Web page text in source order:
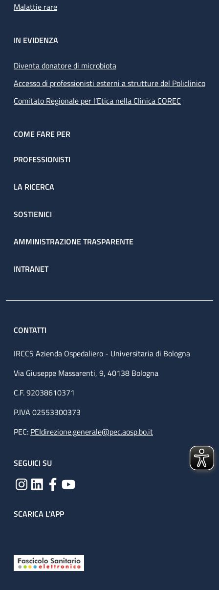
Malattie rare
IN EVIDENZA
Diventa donatore di microbiota
Accesso di professionisti esterni a strutture del Policlinico
Comitato Regionale per l’Etica nella Clinica COREC
COME FARE PER
PROFESSIONISTI
LA RICERCA
SOSTIENICI
AMMINISTRAZIONE TRASPARENTE
INTRANET
CONTATTI
IRCCS Azienda Ospedaliero - Universitaria di Bologna
Via Giuseppe Massarenti, 9, 40138 Bologna
C.F. 92038610371
P.IVA 02553300373
PEC: PEIdirezione.generale@pec.aosp.bo.it
SEGUICI SU
SCARICA L'APP